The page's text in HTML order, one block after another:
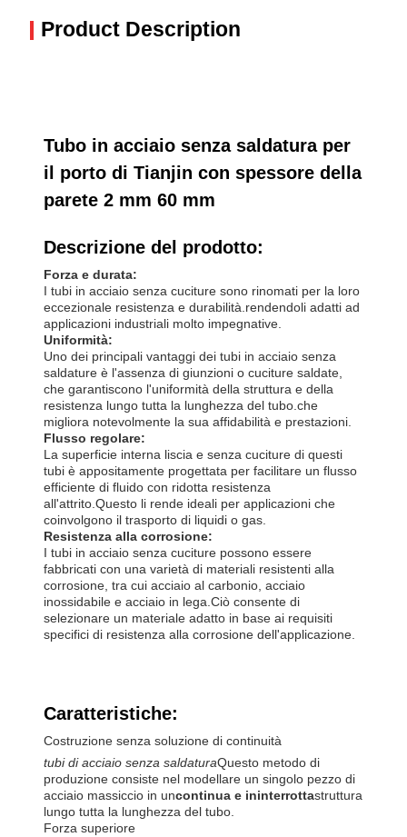
Product Description
Tubo in acciaio senza saldatura per
il porto di Tianjin con spessore della
parete 2 mm 60 mm
Descrizione del prodotto:
Forza e durata:
I tubi in acciaio senza cuciture sono rinomati per la loro
eccezionale resistenza e durabilità.rendendoli adatti ad
applicazioni industriali molto impegnative.
Uniformità:
Uno dei principali vantaggi dei tubi in acciaio senza
saldature è l'assenza di giunzioni o cuciture saldate,
che garantiscono l'uniformità della struttura e della
resistenza lungo tutta la lunghezza del tubo.che
migliora notevolmente la sua affidabilità e prestazioni.
Flusso regolare:
La superficie interna liscia e senza cuciture di questi
tubi è appositamente progettata per facilitare un flusso
efficiente di fluido con ridotta resistenza
all'attrito.Questo li rende ideali per applicazioni che
coinvolgono il trasporto di liquidi o gas.
Resistenza alla corrosione:
I tubi in acciaio senza cuciture possono essere
fabbricati con una varietà di materiali resistenti alla
corrosione, tra cui acciaio al carbonio, acciaio
inossidabile e acciaio in lega.Ciò consente di
selezionare un materiale adatto in base ai requisiti
specifici di resistenza alla corrosione dell'applicazione.
Caratteristiche:
Costruzione senza soluzione di continuità
tubi di acciaio senza saldaturaQuesto metodo di
produzione consiste nel modellare un singolo pezzo di
acciaio massiccio in uncontinua e ininterrottastruttura
lungo tutta la lunghezza del tubo.
Forza superiore